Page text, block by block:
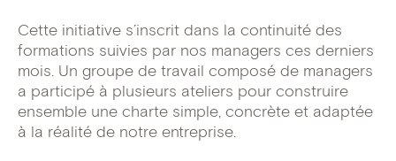
Cette initiative s’inscrit dans la continuité des
formations suivies par nos managers ces derniers
mois. Un groupe de travail composé de managers
a participé à plusieurs ateliers pour construire
ensemble une charte simple, concrète et adaptée
à la réalité de notre entreprise.